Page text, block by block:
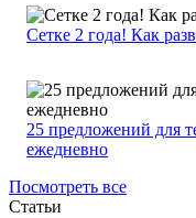
Сетке 2 года! Как
25 предложений для
ежедневно
Посмотреть все
Статьи